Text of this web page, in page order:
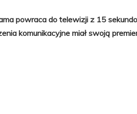
powraca do telewizji z 15
komunikacyjne miał swoją